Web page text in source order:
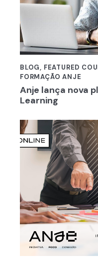
BLOG, FEATURED
FORMAÇÃO ANJE
Anje lança nova
Learning